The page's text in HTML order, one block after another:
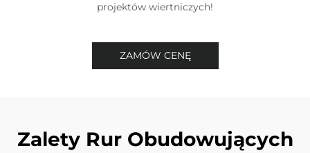
projektów wiertniczych!
ZAMÓW CENĘ
Zalety Rur Obudowujących